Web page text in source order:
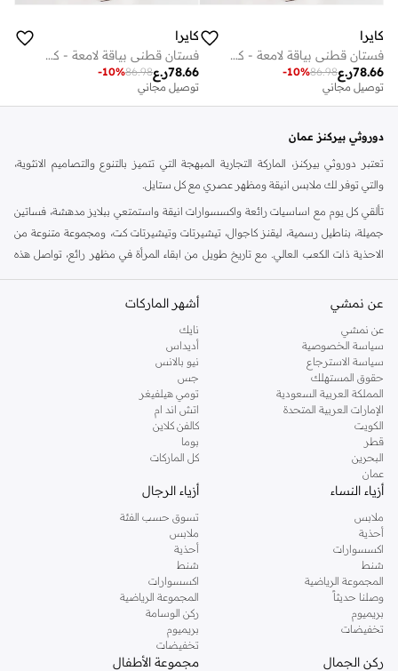
كايرا
فستان قطني بياقة لامعة - كاكي
ر.ع78.66
86.98
-10%
توصيل مجاني
كايرا
فستان قطني بياقة لامعة - كاكي
ر.ع78.66
86.98
-10%
توصيل مجاني
دوروثي بيركنز عمان
تعتبر دوروثي بيركنز، الماركة التجارية المبهجة التي تتميز بالتنوع والتصاميم الانثوية،
والتي توفر لك ملابس انيقة ومظهر عصري مع كل ستايل.
تألقي كل يوم مع اساسيات رائعة واكسسوارات انيقة واستمتعي ببلايز مدهشة، فساتين
جميلة، بناطيل رسمية، ليقنز كاجوال، تيشيرتات وتيشيرتات كت، ومجموعة متنوعة من
الاحذية ذات الكعب العالي. مع تاريخ طويل من ابقاء المرأة في مظهر رائع، تواصل هذه
كنت تقومين بتجديد خزانة ملابسك الملائمة للعمل، البحث عن فستان مثالي للحفلات او
اليه.
تسوقي دوروثي بيركنز اون لاين مسقط
تسوقي دوروثي بيركنز اون لاين من نمشي واستمتعي باكثر من الف ستايل من مجموعة
دوروثي بيركنز الشهيرة. تصفحي المجموعة كاملة في متجر دوروثي بيركنز اون لاين او
استخدمي القائمة لتحديد تجربة تسوق دوروثي بيركنز اون لاين. خدمة التوصيل السريعة
والدعم الاستثنائي يضمن لك تجربة تسوق ممتعة دائما مع نمشي.
عن نمشي
عن نمشي
سياسة الخصوصية
سياسة الاسترجاع
حقوق المستهلك
المملكة العربية السعودية
الإمارات العربية المتحدة
الكويت
قطر
البحرين
عمان
أشهر الماركات
نايك
أديداس
نيو بالانس
جس
تومي هيلفيغر
اتش اند ام
كالفن كلاين
بوما
كل الماركات
أزياء النساء
ملابس
أحذية
اكسسوارات
شنط
المجموعة الرياضية
وصلنا حديثاً
بريميوم
تخفيضات
أزياء الرجال
تسوق حسب الفئة
ملابس
أحذية
شنط
اكسسوارات
المجموعة الرياضية
ركن الوسامة
بريميوم
تخفيضات
ركن الجمال مجموعة الأطفال